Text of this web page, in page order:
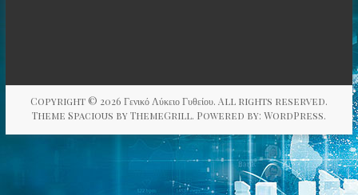
Copyright © 2026 Γενικό Λύκειο Γυθείου. All rights reserved.
Theme Spacious by ThemeGrill. Powered by: WordPress.